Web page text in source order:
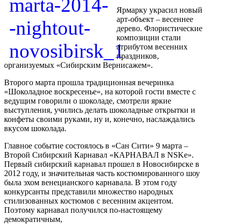
Ярмарку украсил новый
арт-объект – весеннее
дерево. Флористические
композиции стали
атрибутом весенних
праздников,
организуемых «Сибирским Вернисажем».
Второго марта прошла традиционная вечеринка
«Шоколадное воскресенье», на которой гости вместе с
ведущим говорили о шоколаде, смотрели яркие
выступления, учились делать шоколадные открытки и
конфеты своими руками, ну и, конечно, наслаждались
вкусом шоколада.
Главное событие состоялось в «Сан Сити» 9 марта –
Второй Сибирский Карнавал «КАРНАВАЛ в NSKe».
Первый сибирский карнавал прошел в Новосибирске в
2012 году, и значительная часть костюмированного шоу
была эхом венецианского карнавала. В этом году
конкурсанты представили множество народных
стилизованных костюмов с весенним акцентом.
Поэтому карнавал получился по-настоящему
демократичным,